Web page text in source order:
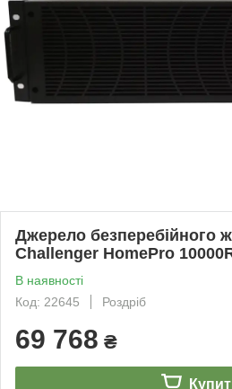
Джерело безперебійного
Challenger HomePro
В наявності
Код: 22645
Роздріб
69 768 ₴